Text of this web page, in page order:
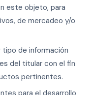
este objeto, para
de mercadeo y/o
de información
del titular con el fin
pertinentes.
para el desarrollo